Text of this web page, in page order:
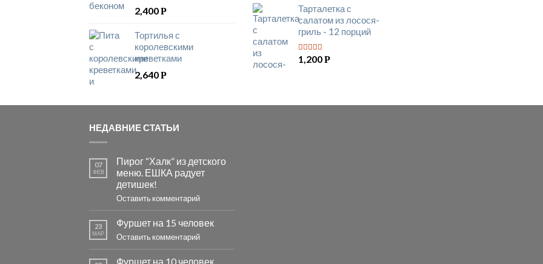
2,400Р
Тортилья с
королевскими
креветками
2,640Р
Тарталетка с
салатом из лосося-
гриль - 12 порций
5 из 5
1,200Р
НЕДАВНИЕ СТАТЬИ
07
ФЕВ
Пирог “Халк” из детского
меню. ЕШКА радует
детишек!
Оставить комментарий
23
МАР
Фуршет на 15 человек
Оставить комментарий
Фуршет на 10 человек